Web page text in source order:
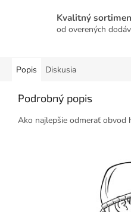
Kvalitný
od overených
Popis Diskusia
Podrobný popis
Ako najlepšie odmerať obvod